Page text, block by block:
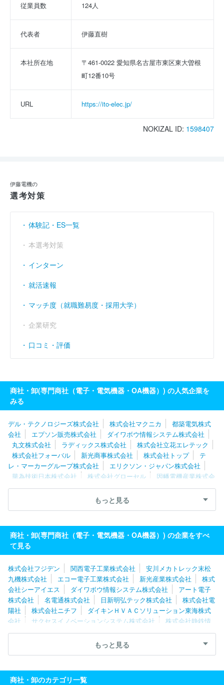
従業員数 124人
代表者 伊藤直樹
本社所在地
〒461-0022 愛知県名古屋市東区東大曽根
町12番10号
URL https://ito-elec.jp/
NOKIZAL ID: 1598407
伊藤電機の
選考対策
体験記・ES一覧
本選考対策
インターン
就活速報
マッチ度（就職難易度・採用大学）
企業研究
口コミ・評価
商社・卸(専門商社（電子・電気機器・OA機器）) の人気企業を
みる
デル・テクノロジーズ株式会社 株式会社マクニカ
都築電気株式
会社
エプソン販売株式会社
ダイワボウ情報システム株式会社
丸文株式会社
ラディックス株式会社
株式会社立花エレテック
株式会社フォーバル
新光商事株式会社 株式会社トップ
テ
レ・マーカーグループ株式会社
エリクソン・ジャパン株式会社
華為技術日本株式会社
株式会社グローセル
因幡電機産業株式会
社
伯東株式会社 光昭株式会社
日本メディアシステム株式会
東京エレクトロンデバイス株式会社
株式会社ダーツライブ
気株式会社
エレマテック株式会社 ブラザー販売株式会社
三菱
電機住環境システムズ株式会社
ソニービジネスソリューション株式
会社
もっと見る
商社・卸(専門商社（電子・電気機器・OA機器）) の企業をすべ
て見る
株式会社フジデン 関西電子工業株式会社
安川メカトレック末松
九機株式会社
エコー電子工業株式会社 新光産業株式会社
株式
会社シーアイエス
ダイワボウ情報システム株式会社
アート電子
株式会社
名電通株式会社 日新明弘テック株式会社
株式会社電
陽社
株式会社ニチフ
ダイキンＨＶＡＣソリューション東海株式
会社
サクセスイノベーションシステム株式会社
株式会社静鉄情
報センター
日邦産業株式会社 教育産業株式会社
日本メディア
株式会社立花エレテック
オムロンヘルスケア
株式会社
ンターテイメント株式会社
萬世電機株式会社
ブラザー販売株式
もっと見る
商社・卸のカテゴリ一覧